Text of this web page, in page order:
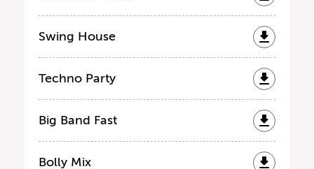
Swing House
Techno Party
Big Band Fast
Bolly Mix